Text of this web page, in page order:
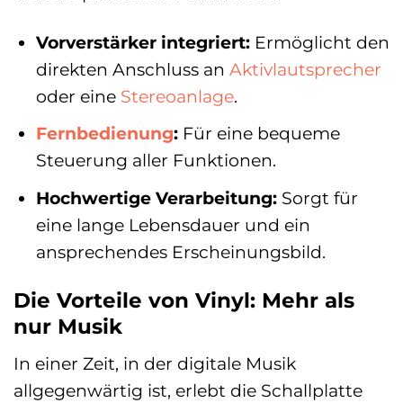
Vorverstärker integriert:Ermöglicht den
direkten Anschluss an Aktivlautsprecher
oder eine Stereoanlage.
Fernbedienung:Für eine bequeme
Steuerung aller Funktionen.
Hochwertige Verarbeitung:Sorgt für
eine lange Lebensdauer und ein
ansprechendes Erscheinungsbild.
Die Vorteile von Vinyl: Mehr als
nur Musik
In einer Zeit, in der digitale Musik
allgegenwärtig ist, erlebt die Schallplatte